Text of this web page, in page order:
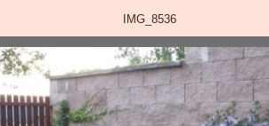
IMG_8536